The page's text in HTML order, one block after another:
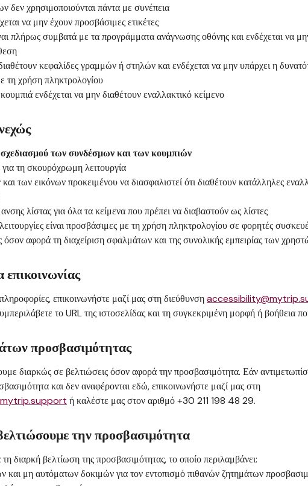
δεν χρησιμοποιούνται πάντα με συνέπεια
να μην έχουν προσβάσιμες ετικέτες
πλήρως συμβατά με τα προγράμματα ανάγνωσης οθόνης και ενδέχεται να
κεφαλίδες γραμμών ή στηλών και ενδέχεται να μην υπάρχει η
τη χρήση πληκτρολογίου
ενδέχεται να μην διαθέτουν εναλλακτικό κείμενο
των συνδέσμων και των κουμπιών
τη σκουρόχρωμη λειτουργία
των εικόνων προκειμένου να διασφαλιστεί ότι διαθέτουν κατάλληλες
λίστας για όλα τα κείμενα που πρέπει να διαβαστούν ως λίστες
είναι προσβάσιμες με τη χρήση πληκτρολογίου σε φορητές
όσον αφορά τη διαχείριση σφαλμάτων και της συνολικής εμπειρίας των
επικοινωνίας
επικοινωνήστε μαζί μας στη διεύθυνση
το URL της ιστοσελίδας και τη συγκεκριμένη μορφή ή βοήθεια
προσβασιμότητας
διαρκώς σε βελτιώσεις όσον αφορά την προσβασιμότητα. Εάν
και δεν αναφέρονται εδώ, επικοινωνήστε μαζί μας στη
ή καλέστε μας στον αριθμό +30 211 198 48 29.
την προσβασιμότητα
διαρκή βελτίωση της προσβασιμότητας, το οποίο περιλαμβάνει:
και μη αυτόματων δοκιμών για τον εντοπισμό πιθανών ζητημάτων